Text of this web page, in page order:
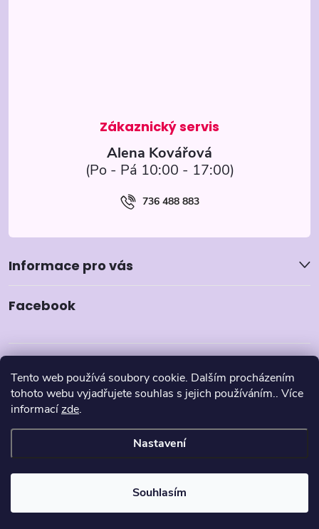
Tento web používá soubory cookie. Dalším procházením
tohoto webu vyjadřujete souhlas s jejich používáním.. Více
informacízde.
Nastavení
Souhlasím
Alena Kovářová
736 488 883
Informace pro vás
Facebook
Copyright 2026Pyzamka.cz. Všechna práva vyhrazena.